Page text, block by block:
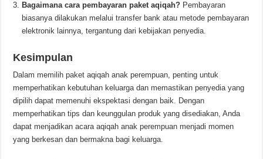
Bagaimana cara pembayaran paket aqiqah? Pembayaran
biasanya dilakukan melalui transfer bank atau metode pembayaran
elektronik lainnya, tergantung dari kebijakan penyedia.
Kesimpulan
Dalam memilih paket aqiqah anak perempuan, penting untuk
memperhatikan kebutuhan keluarga dan memastikan penyedia yang
dipilih dapat memenuhi ekspektasi dengan baik. Dengan
memperhatikan tips dan keunggulan produk yang disediakan, Anda
dapat menjadikan acara aqiqah anak perempuan menjadi momen
yang berkesan dan bermakna bagi keluarga.